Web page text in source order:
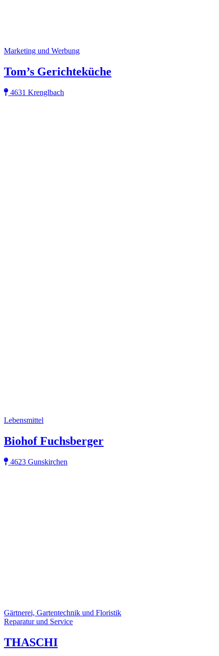
Marketing und Werbung
Tom’s Gerichteküche
4631 Krenglbach
Lebensmittel
Biohof Fuchsberger
4623 Gunskirchen
Gärtnerei, Gartentechnik und Floristik
Reparatur und Service
THASCHI